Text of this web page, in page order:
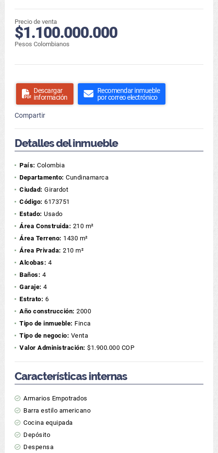
Precio de venta
$1.100.000.000
Pesos Colombianos
Descargar
información
Recomendar inmueble
por correo electrónico
Compartir
Detalles del inmueble
País: Colombia
Departamento: Cundinamarca
Ciudad: Girardot
Código: 6173751
Estado: Usado
Área Construida: 210 m²
Área Terreno: 1430 m²
Área Privada: 210 m²
Alcobas: 4
Baños: 4
Garaje: 4
Estrato: 6
Año construcción: 2000
Tipo de inmueble: Finca
Tipo de negocio: Venta
Valor Administración: $1.900.000 COP
Características internas
Armarios Empotrados
Barra estilo americano
Cocina equipada
Depósito
Despensa